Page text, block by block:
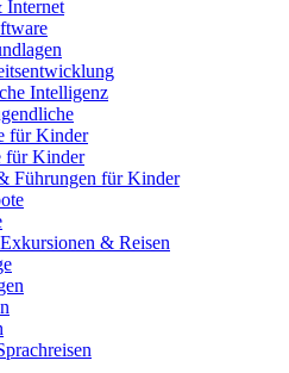
Internet
Intelligenz
für Kinder
für Kinder
Führungen für Kinder
& Reisen